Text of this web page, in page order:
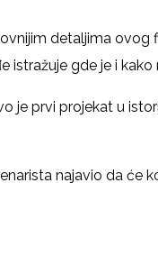
detaljima
istražuje gde je i
je prvi projekat u
najavio da će